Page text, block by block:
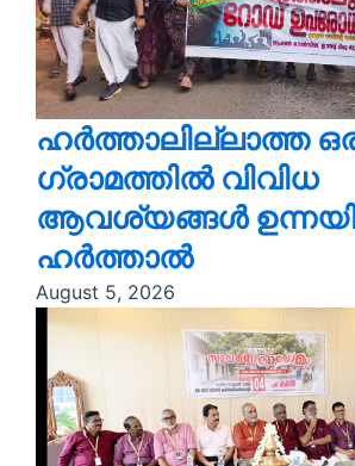
ഹർത്താലില്ലാത്ത
ഗ്രാമത്തിൽ വിവിധ
ആവശ്യങ്ങൾ
ഹർത്താൽ
August 5, 2026